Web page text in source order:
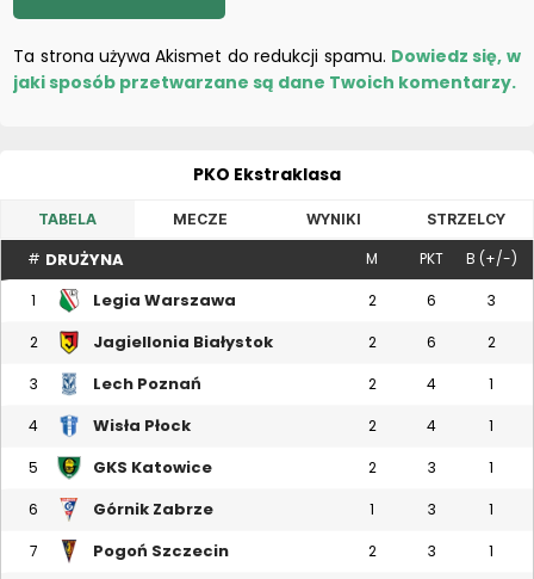
Ta strona używa Akismet do redukcji spamu. Dowiedz się, w
jaki sposób przetwarzane są dane Twoich komentarzy.
PKO Ekstraklasa
TABELA MECZE WYNIKI STRZELCY
# DRUŻYNA M PKT B (+/-)
1 Legia Warszawa 2 6 3
2 Jagiellonia Białystok 2 6 2
3 Lech Poznań 2 4 1
4 Wisła Płock 2 4 1
5 GKS Katowice 2 3 1
6 Górnik Zabrze 1 3 1
7 Pogoń Szczecin 2 3 1